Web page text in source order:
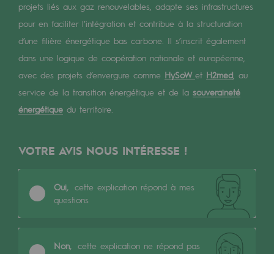
Notre vision
Gaz renouvelables et procédés durables
Gaz renouvelables et procédés
Pyrogazéification et gazéification
Méthanation
Concertations CH4, H2 et CO2
projets liés aux gaz renouvelables, adapte ses infrastructures
pour en faciliter l’intégration et contribue à la structuration
d’une filière énergétique bas carbone. Il s’inscrit également
dans une logique de coopération nationale et européenne,
avec des projets d’envergure comme HySoW et H2med , au
service de la transition énergétique et de la souveraineté
énergétique du territoire.
VOTRE AVIS NOUS INTÉRESSE !
Oui, cette explication répond à mes
questions
Non, cette explication ne répond pas